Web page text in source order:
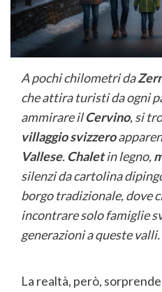
A pochi chilometri da
che attira turisti da ogni
ammirare ilCervino, si
villaggio svizzero
Vallese. Chaletin legno,
silenzi da cartolina
borgo tradizionale, dove
incontrare solo famiglie
generazioni a queste valli.
La realtà, però,